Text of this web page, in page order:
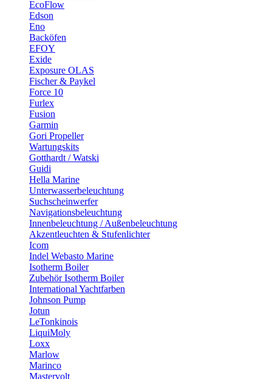
EcoFlow
Edson
Eno
Backöfen
EFOY
Exide
Exposure OLAS
Fischer & Paykel
Force 10
Furlex
Fusion
Garmin
Gori Propeller
Wartungskits
Gotthardt / Watski
Guidi
Hella Marine
Unterwasserbeleuchtung
Suchscheinwerfer
Navigationsbeleuchtung
Innenbeleuchtung / Außenbeleuchtung
Akzentleuchten & Stufenlichter
Icom
Indel Webasto Marine
Isotherm Boiler
Zubehör Isotherm Boiler
International Yachtfarben
Johnson Pump
Jotun
LeTonkinois
LiquiMoly
Loxx
Marlow
Marinco
Mastervolt